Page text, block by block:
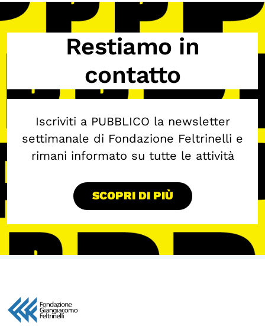
Biblioteca
Mostre digitali
Osservatori di ricerca
Progetti Nazionali
Progetti Internazionali
Pubblicazioni
Storie di Resistenza, ottant’anni dopo
Calendario civile
Elezioni dal mondo
Podcast
Attività per bambine e bambini
Restiamo in
contatto
Iscriviti a PUBBLICO la newsletter
settimanale di Fondazione Feltrinelli e
rimani informato su tutte le attività
SCOPRI DI PIÙ